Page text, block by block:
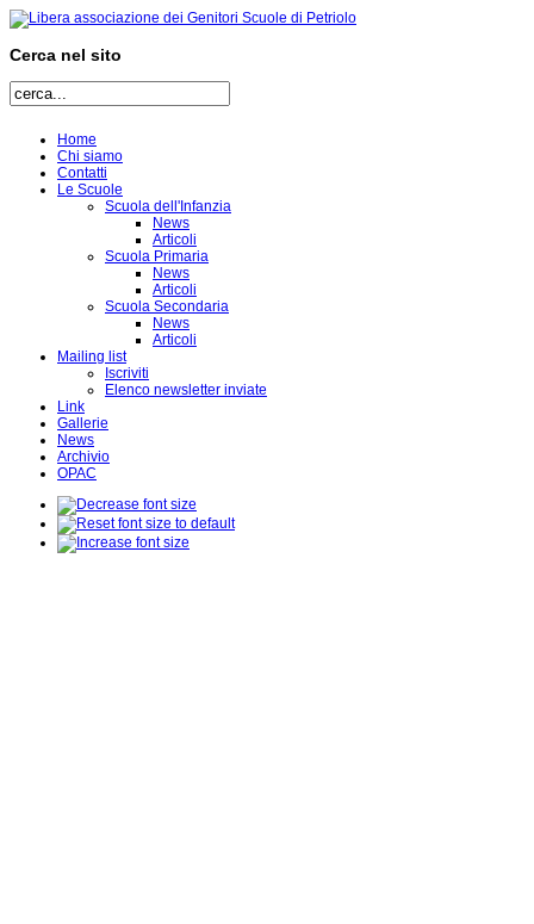
Cerca nel sito
Home
Chi siamo
Contatti
Le Scuole
Scuola dell'Infanzia
News
Articoli
Scuola Primaria
News
Articoli
Scuola Secondaria
News
Articoli
Mailing list
Iscriviti
Elenco newsletter inviate
Link
Gallerie
News
Archivio
OPAC